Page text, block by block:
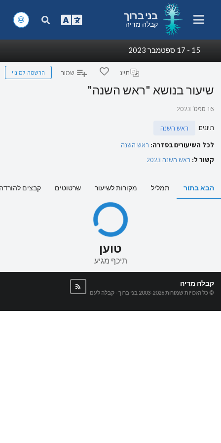
בני ברוך
קבלה מדיה
15 - 17 ספטמבר 2023
תייג שמור הרשמה למינוי
שיעור בנושא "ראש השנה"
16 ספט׳ 2023
תיוגים:
ראש השנה
לכל השיעורים בסדרה: ראש השנה
קשור ל: ראש השנה 2023
הבא בתור תמליל מקורות לשיעור שרטוטים קבצים
טוען
תיכף מגיע
קבלה מדיה
© כל הזכויות שמורות 2003-2026 בני ברוך - קבלה לעם